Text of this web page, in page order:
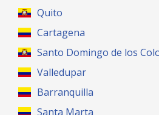
Quito
Cartagena
Santo Domingo de los
Valledupar
Barranquilla
Santa Marta